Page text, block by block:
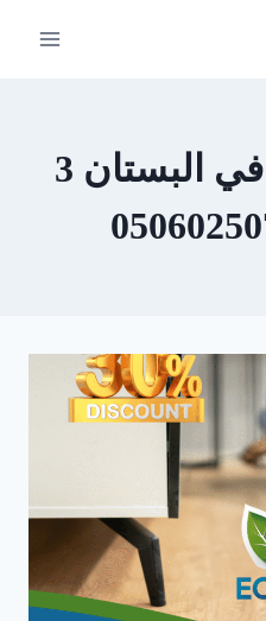
شركة تنظيف في البستان 3